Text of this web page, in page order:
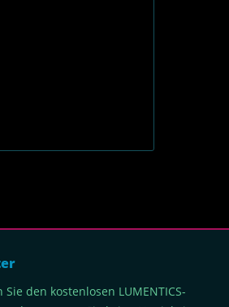
den kostenlosen LUMENTICS-